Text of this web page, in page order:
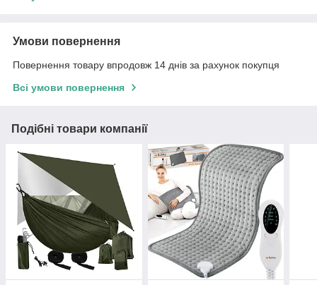
Умови повернення
Повернення товару впродовж 14 днів за рахунок покупця
Всі умови повернення
Подібні товари компанії